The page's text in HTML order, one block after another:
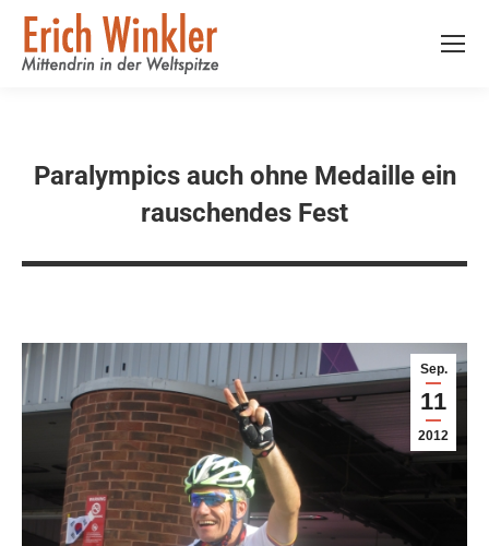
Paralympics auch ohne Medaille ein
rauschendes Fest
Sep.
11
2012